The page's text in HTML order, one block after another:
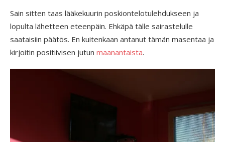
Sain sitten taas lääkekuurin poskiontelotulehdukseen ja
lopulta lähetteen eteenpäin. Ehkäpä tälle sairastelulle
saataisiin päätös. En kuitenkaan antanut tämän masentaa ja
kirjoitin positiivisen jutun maanantaista.